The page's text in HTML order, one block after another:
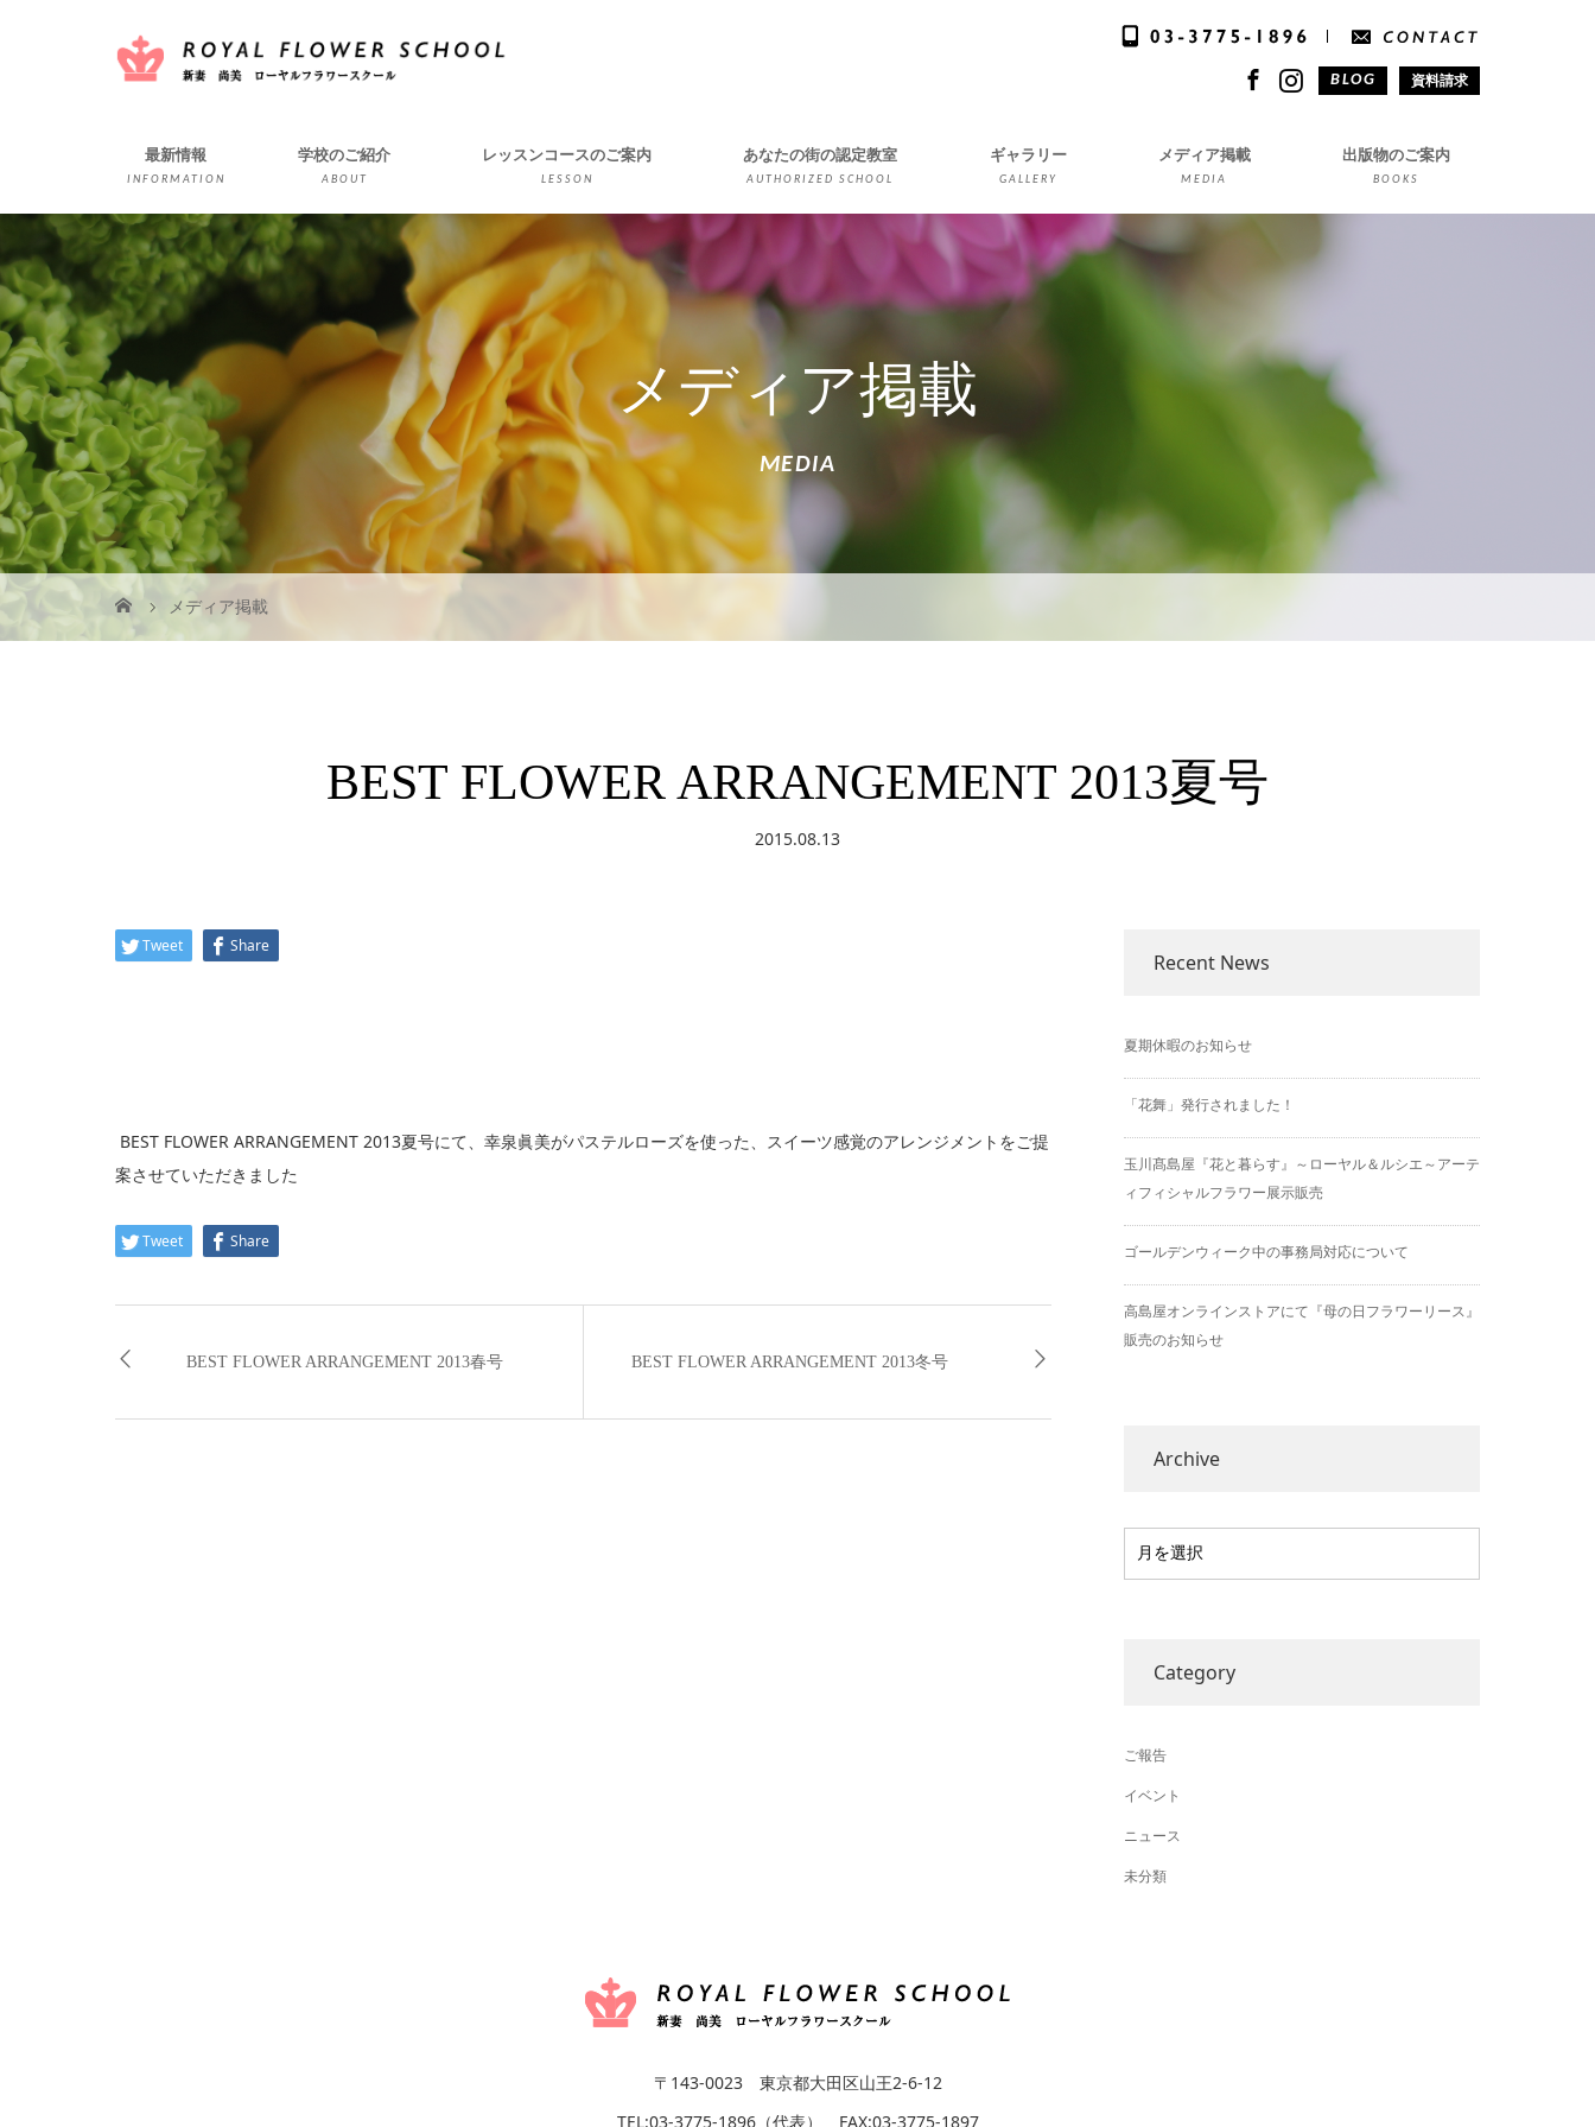
最新情報 学校のご紹介 レッスンコースのご案内 あなたの街の認定教室 ギャラリー メディア掲載 出版物のご案内
BLOG 資料請求
メディア掲載
MEDIA
メディア掲載
BEST FLOWER ARRANGEMENT 2013夏号
2015.08.13
Tweet Share
BEST FLOWER ARRANGEMENT 2013夏号にて、幸泉眞美がパステルローズを使った、スイーツ感覚のアレンジメントをご提
案させていただきました
Tweet Share
BEST FLOWER ARRANGEMENT 2013春号 BEST FLOWER ARRANGEMENT 2013冬号
Recent News
夏期休暇のお知らせ
「花舞」発行されました！
玉川髙島屋『花と暮らす』～ローヤル＆ルシエ～アーテ
ィフィシャルフラワー展示販売
ゴールデンウィーク中の事務局対応について
高島屋オンラインストアにて『母の日フラワーリース』
販売のお知らせ
Archive
Category
ご報告
イベント
ニュース
未分類
〒143-0023 東京都大田区山王2-6-12
TEL:03-3775-1896（代表） FAX:03-3775-1897